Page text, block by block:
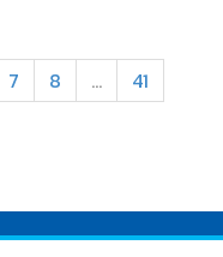
7 8 ...
41